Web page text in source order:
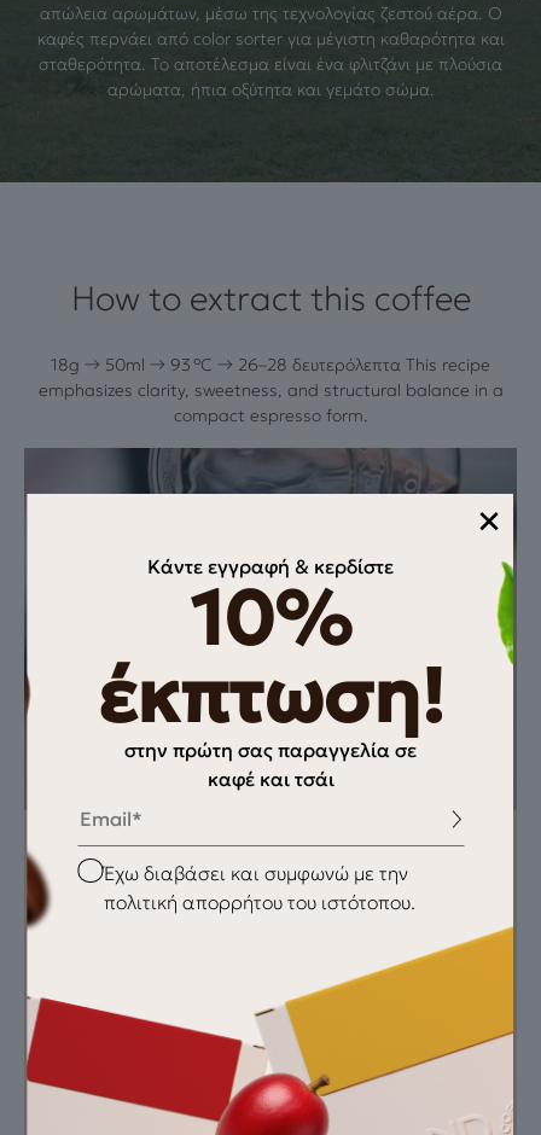
απώλεια αρωμάτων, μέσω της τεχνολογίας ζεστού αέρα. Ο
καφές περνάει από color sorter για μέγιστη καθαρότητα και
σταθερότητα. Το αποτέλεσμα είναι ένα φλιτζάνι με πλούσια
αρώματα, ήπια οξύτητα και γεμάτο σώμα.
How to extract this coffee
18g → 50ml → 93 °C → 26–28 δευτερόλεπτα This recipe
emphasizes clarity, sweetness, and structural balance in a
compact espresso form.
Οδηγίες
Espresso recipe
Θα χρειαστείς
Fresh roasted blend
clean water
Συνιστώμενη
Εξοπλισμός
×
Κάντε εγγραφή & κερδίστε
10%
έκπτωση!
στην πρώτη σας παραγγελία σε
καφέ και τσάι
Email
Checkbox
Έχω διαβάσει και συμφωνώ με την
πολιτική απορρήτου του ιστότοπου.